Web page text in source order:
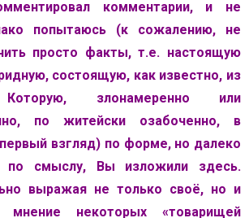
комментарии, и не
попытаюсь (к сожалению, не
просто факты, т.е. настоящую
состоящую, как известно, из
злонамеренно или
по житейски озабоченно, в
взгляд) по форме, но далеко
по смыслу, Вы изложили здесь.
выражая не только своё, но и
мнение некоторых «товарищей